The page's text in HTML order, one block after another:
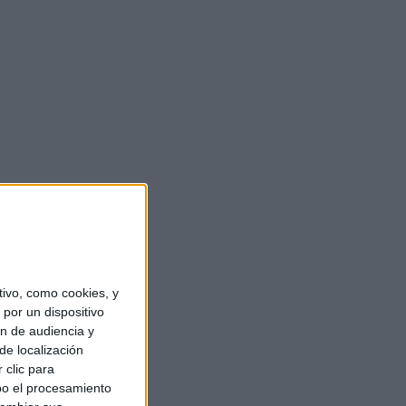
como cookies, y
un dispositivo
de audiencia y
localización
clic para
el procesamiento